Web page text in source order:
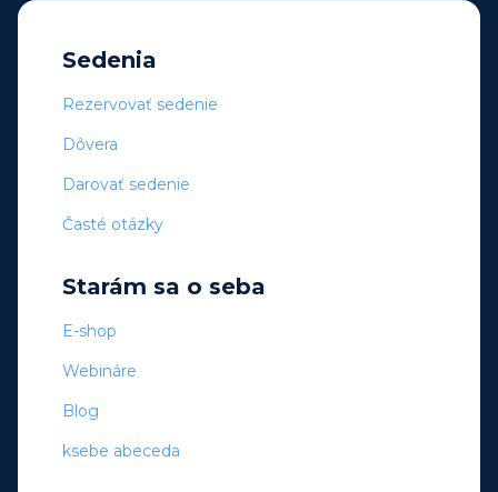
Sedenia
Rezervovať sedenie
Dôvera
Darovať sedenie
Časté otázky
Starám sa o seba
E-shop
Webináre
Blog
ksebe abeceda